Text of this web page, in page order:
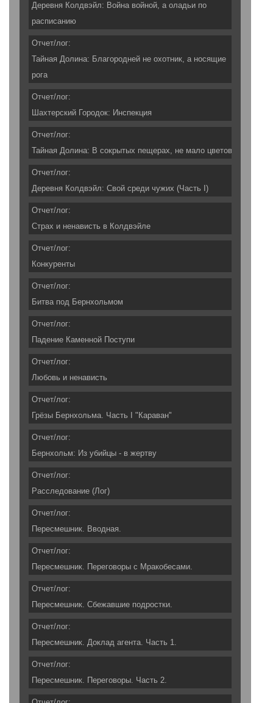
Деревня Колдвэйл: Война войной, а оладьи по
расписанию
Отчет/лог:
Тайная Долина: Благородней не охотник, а носящие
рога
Отчет/лог:
Шахтерский Городок: Инспекция
Отчет/лог:
Тайная Долина: В сокрытых пещерах, не мало цветов
Отчет/лог:
Деревня Колдвэйл: Свой среди чужих (Часть I)
Отчет/лог:
Страх и ненависть в Колдвэйле
Отчет/лог:
Конкуренты
Отчет/лог:
Битва под Бернхольмом
Отчет/лог:
Падение Каменной Поступи
Отчет/лог:
Любовь и ненависть
Отчет/лог:
Грёзы Бернхольма. Часть I "Караван"
Отчет/лог:
Бернхольм: Из убийцы - в жертву
Отчет/лог:
Расследование (Лог)
Отчет/лог:
Пересмешник. Вводная.
Отчет/лог:
Пересмешник. Переговоры с Мракобесами.
Отчет/лог:
Пересмешник. Сбежавшие подростки.
Отчет/лог:
Пересмешник. Доклад агента. Часть 1.
Отчет/лог:
Пересмешник. Переговоры. Часть 2.